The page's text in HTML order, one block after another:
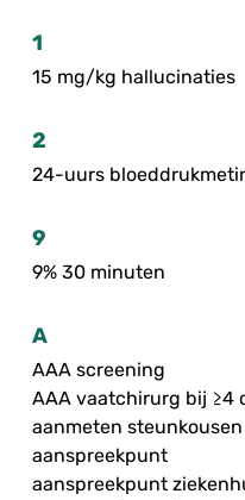
1
15 mg/kg hallucinaties
2
24-uurs
9
9% 30 minuten
A
AAA screening
AAA vaatchirurg bij ≥4
aanmeten steunkousen
aanspreekpunt
aanspreekpunt